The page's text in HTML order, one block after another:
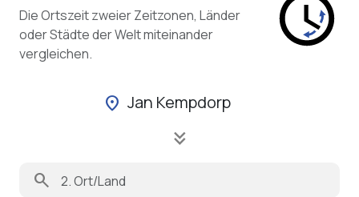
Die Ortszeit zweier Zeitzonen, Länder
oder Städte der Welt miteinander
vergleichen.
location_on Jan Kempdorp
keyboard_double_arrow_down
search